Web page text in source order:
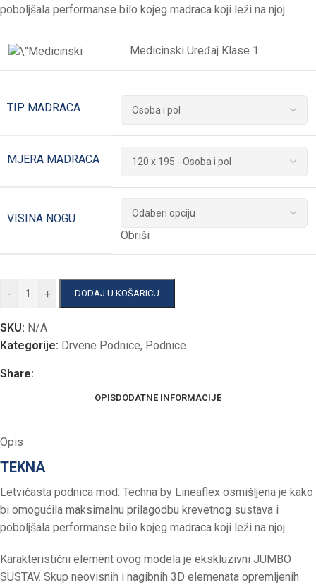
poboljšala performanse bilo kojeg madraca koji leži na njoj.
Medicinski Uređaj Klase 1
TIP MADRACA
MJERA MADRACA
VISINA NOGU
Obriši
- + DODAJ U KOŠARICU
SKU: N/A
Kategorije: Drvene Podnice, Podnice
Share:
OPISDODATNE INFORMACIJE
Opis
TEKNA
Letvičasta podnica mod. Techna by Lineaflex osmišljena je kako
bi omogućila maksimalnu prilagodbu krevetnog sustava i
poboljšala performanse bilo kojeg madraca koji leži na njoj.
Karakteristični element ovog modela je ekskluzivni JUMBO
SUSTAV. Skup neovisnih i nagibnih 3D elemenata opremljenih